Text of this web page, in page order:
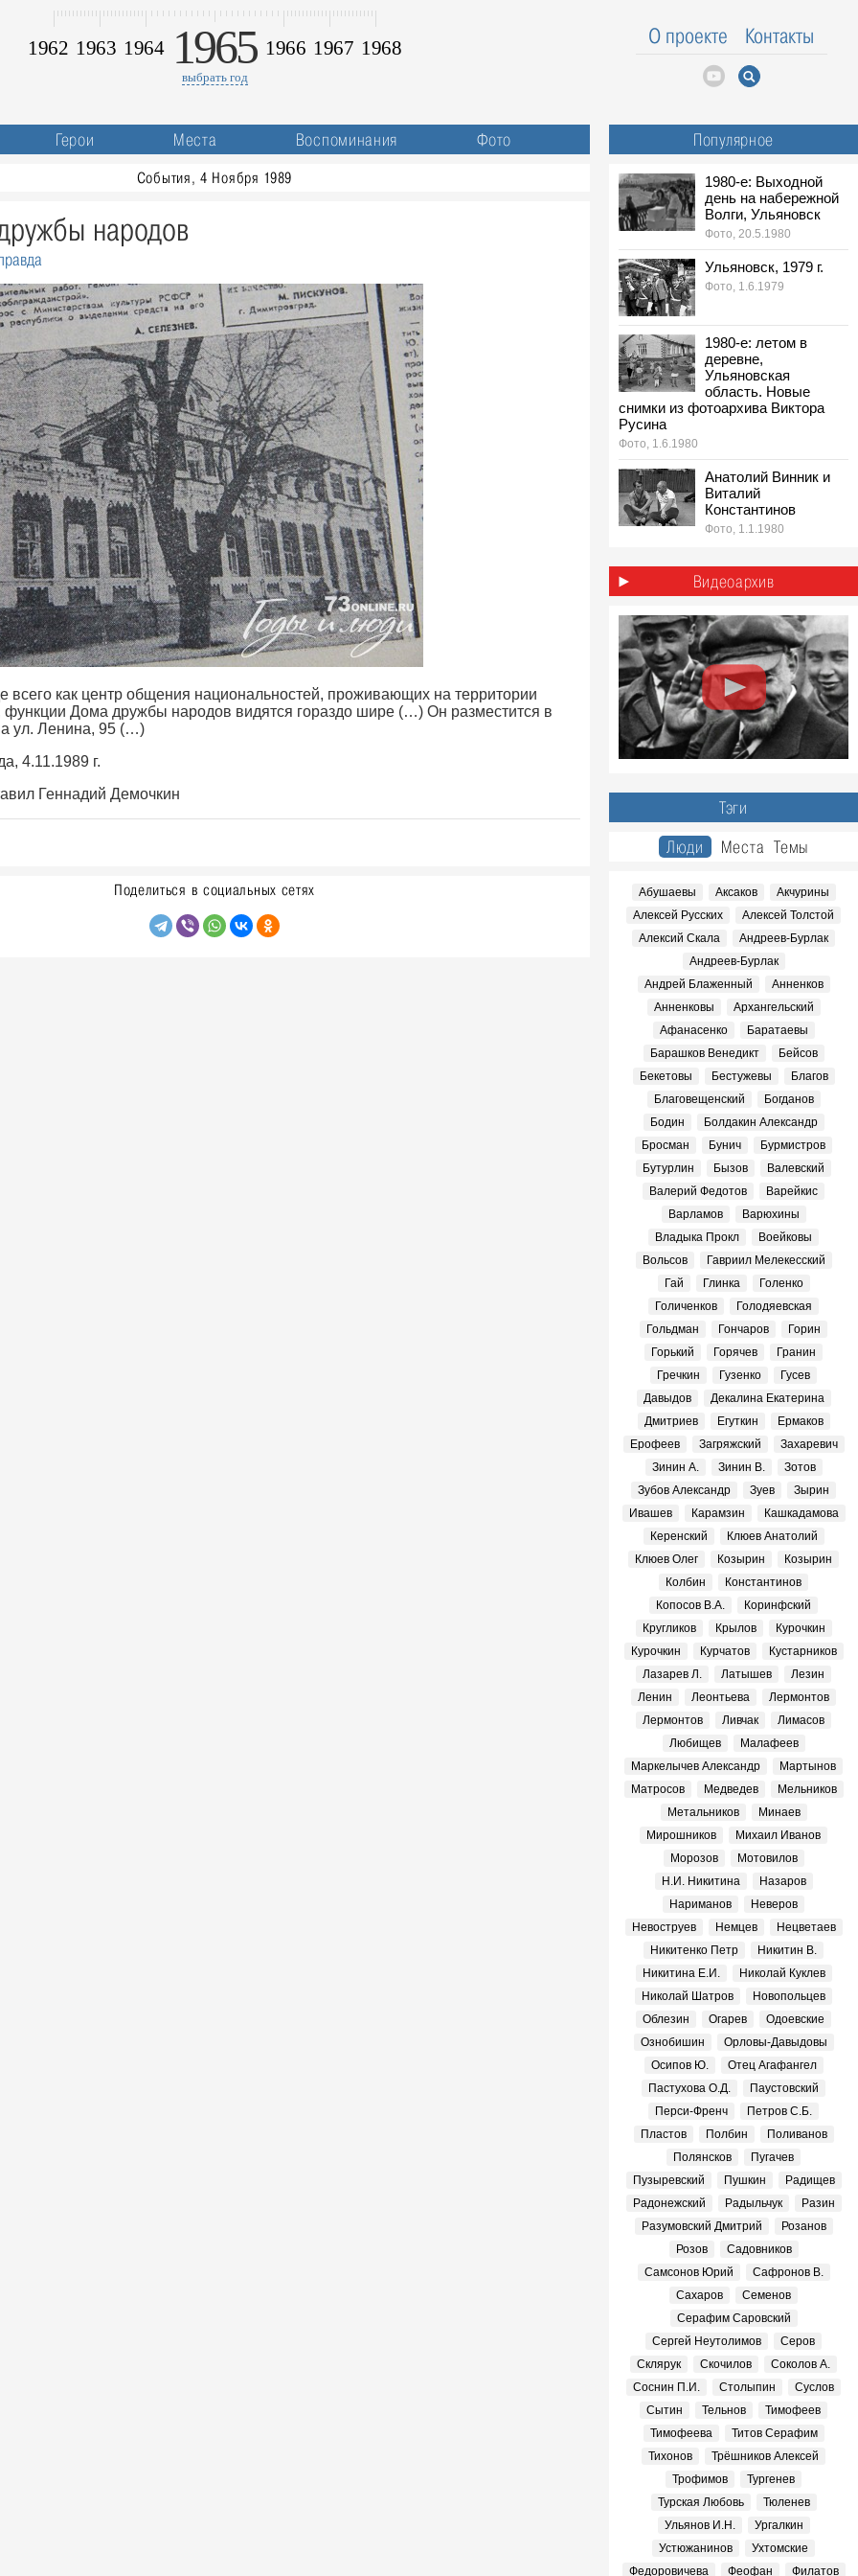
1965
1962 1963 1964 1966 1967 1968
выбрать год
О проекте Контакты
Герои Места Воспоминания Фото
События, 4 Ноября 1989
народов
всего как центр общения национальностей, проживающих на территории
функции Дома дружбы народов видятся гораздо шире (…) Он разместится в
ул. Ленина, 95 (…)
4.11.1989 г.
Геннадий Демочкин
Поделиться в социальных сетях
Популярное
1980-е: Выходной
день на набережной
Волги, Ульяновск
Фото, 20.5.1980
Ульяновск, 1979 г.
Фото, 1.6.1979
1980-е: летом в
деревне,
Ульяновская
область. Новые
снимки из фотоархива Виктора
Русина
Фото, 1.6.1980
Анатолий Винник и
Виталий
Константинов
Фото, 1.1.1980
атлетика эстафета
на стадионе «Труд»,
Фото, 1.5.1980
Видеоархив
Тэги
Люди
Места Темы
Абушаевы Аксаков
Акчурины
Алексей Русских
Алексей Толстой
Алексий Скала
Андреев-Бурлак
Андреев-Бурлак
Андрей Блаженный
Анненков
Анненковы
Архангельский
Афанасенко
Баратаевы
Барашков Венедикт
Бейсов
Бекетовы
Бестужевы
Благов
Благовещенский
Богданов
Бодин
Болдакин Александр
Бросман
Бунич
Бурмистров
Бутурлин
Бызов
Валевский
Валерий Федотов
Варейкис
Варламов
Варюхины
Владыка Прокл
Воейковы
Вольсов
Гавриил Мелекесский
Гай
Глинка
Голенко
Голиченков
Голодяевская
Гольдман
Гончаров
Горин
Горький
Горячев
Гранин
Гречкин
Гузенко
Гусев
Давыдов
Декалина Екатерина
Дмитриев
Егуткин
Ермаков
Ерофеев
Загряжский
Захаревич
Зинин А.
Зинин В.
Зотов
Зубов Александр
Зуев
Зырин
Ивашев
Карамзин
Кашкадамова
Керенский
Клюев Анатолий
Клюев Олег
Козырин
Козырин
Колбин
Константинов
Копосов В.А.
Коринфский
Кругликов
Крылов
Курочкин
Курочкин
Курчатов
Кустарников
Лазарев Л.
Латышев
Лезин
Ленин
Леонтьева
Лермонтов
Лермонтов
Ливчак
Лимасов
Любищев
Малафеев
Маркелычев Александр
Мартынов
Матросов
Медведев
Мельников
Метальников
Минаев
Мирошников
Михаил Иванов
Морозов
Мотовилов
Н.И. Никитина
Назаров
Нариманов
Неверов
Невоструев
Немцев
Нецветаев
Никитенко Петр
Никитин В.
Никитина Е.И.
Николай Куклев
Николай Шатров
Новопольцев
Облезин
Огарев
Одоевские
Ознобишин
Орловы-Давыдовы
Осипов Ю.
Отец Агафангел
Пастухова О.Д.
Паустовский
Перси-Френч
Петров С.Б.
Пластов
Полбин
Поливанов
Полянсков
Пугачев
Пузыревский
Пушкин
Радищев
Радонежский
Радыльчук
Разин
Разумовский Дмитрий
Розанов
Розов
Садовников
Самсонов Юрий
Сафронов В.
Сахаров
Семенов
Серафим Саровский
Сергей Неутолимов
Серов
Склярук
Скочилов
Соколов А.
Соснин П.И.
Столыпин
Суслов
Сытин
Тельнов
Тимофеев
Тимофеева
Титов Серафим
Тихонов
Трёшников Алексей
Трофимов
Тургенев
Турская Любовь
Тюленев
Ульянов И.Н.
Ургалкин
Устюжанинов
Ухтомские
Федоровичева
Феофан Филатов